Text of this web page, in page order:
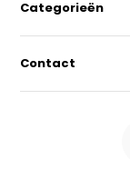
Categorieën
Contact